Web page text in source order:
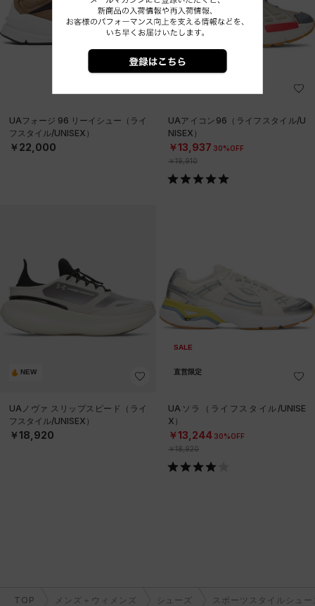
UAフォージ 96 リーイシュー（ライ
フスタイル/UNISEX）
￥22,000
SALE
UAアイコン96（ライフスタイル/U
NISEX）
￥13,937 30%OFF
￥19,910
NEW
UAノヴァ スリップスピード（ライ
フスタイル/UNISEX）
￥18,920
SALE
直営限定
UAソラ（ライフスタイル/UNISE
X）
￥13,244 30%OFF
￥18,920
TOP メンズ＋ウィメンズ シューズ スポーツスタイルシュー